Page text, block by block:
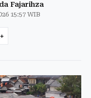
Fajarihza
15:57 WIB